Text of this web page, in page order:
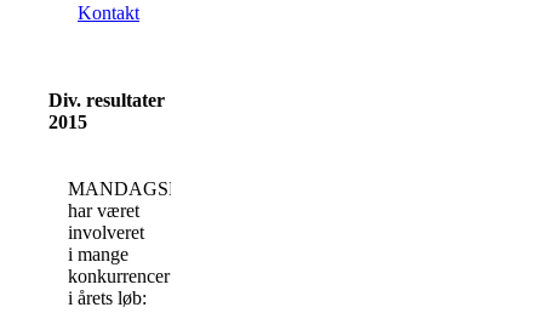
Kontakt
Div. resultater
2015
MANDAGSKLUBBEN
har været
involveret
i mange
konkurrencer
i årets løb: